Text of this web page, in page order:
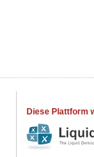
Diese Plattform